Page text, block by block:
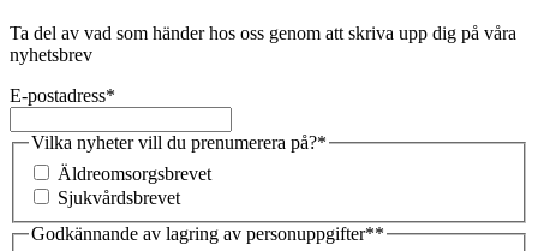
Ta del av vad som händer hos oss genom att skriva upp dig på våra
nyhetsbrev
E-postadress*
Vilka nyheter vill du prenumerera på?*
Äldreomsorgsbrevet
Sjukvårdsbrevet
Godkännande av lagring av personuppgifter**